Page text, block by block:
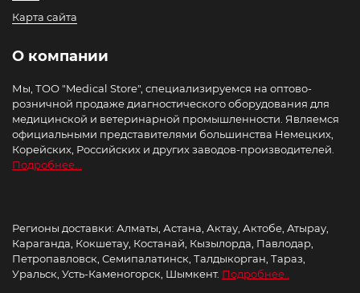
Карта сайта
О компании
Мы, ТОО "Medical Store", специализируемся на оптово-
розничной продаже диагностического оборудования для
медицинской и ветеринарной промышленности. Являемся
официальными представителями большинства Немецких,
Корейских, Российских и других заводов-производителей.
Подробнее...
Регионы доставки: Алматы, Астана, Актау, Актобе, Атырау,
Караганда, Кокшетау, Костанай, Кызылорда, Павлодар,
Петропавловск, Семипалатинск, Талдыкорган, Тараз,
Уральск, Усть-Каменогорск, Шымкент. Подробнее..